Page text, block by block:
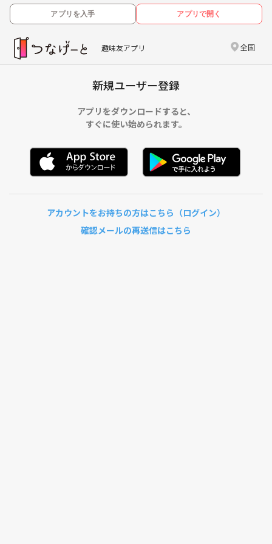
アプリを入手 アプリで開く
趣味友アプリ 全国
新規ユーザー登録
アプリをダウンロードすると、
すぐに使い始められます。
アカウントをお持ちの方はこちら（ログイン）
確認メールの再送信はこちら